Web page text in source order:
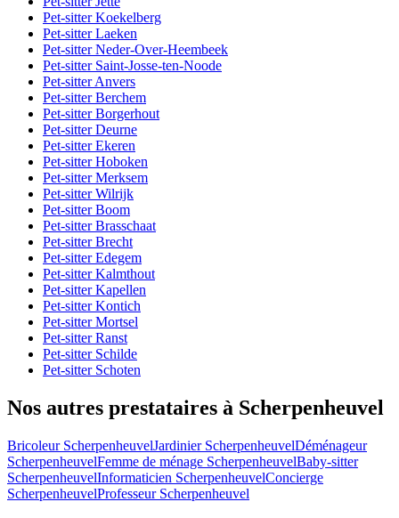
Pet-sitter Koekelberg
Pet-sitter Laeken
Pet-sitter Neder-Over-Heembeek
Pet-sitter Saint-Josse-ten-Noode
Pet-sitter Anvers
Pet-sitter Berchem
Pet-sitter Borgerhout
Pet-sitter Deurne
Pet-sitter Ekeren
Pet-sitter Hoboken
Pet-sitter Merksem
Pet-sitter Wilrijk
Pet-sitter Boom
Pet-sitter Brasschaat
Pet-sitter Brecht
Pet-sitter Edegem
Pet-sitter Kalmthout
Pet-sitter Kapellen
Pet-sitter Kontich
Pet-sitter Mortsel
Pet-sitter Ranst
Pet-sitter Schilde
Pet-sitter Schoten
Nos autres prestataires à Scherpenheuvel
Bricoleur ScherpenheuvelJardinier ScherpenheuvelDéménageur
ScherpenheuvelFemme de ménage ScherpenheuvelBaby-sitter
ScherpenheuvelInformaticien ScherpenheuvelConcierge
ScherpenheuvelProfesseur Scherpenheuvel